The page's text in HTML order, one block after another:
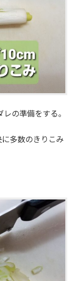
の準備をする。
多数のきりこみ